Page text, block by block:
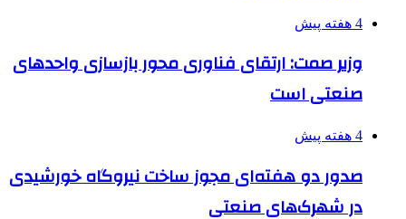
4 هفته پیش
وزیر صمت: ارتقای فناوری محور بازسازی واحدهای
صنعتی است
4 هفته پیش
صدور دو هفته‌ای مجوز ساخت نیروگاه خورشیدی
در شهرک‌های صنعتی